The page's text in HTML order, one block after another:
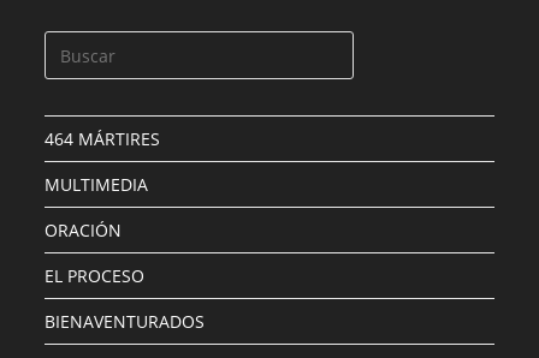
464 MÁRTIRES
MULTIMEDIA
ORACIÓN
EL PROCESO
BIENAVENTURADOS